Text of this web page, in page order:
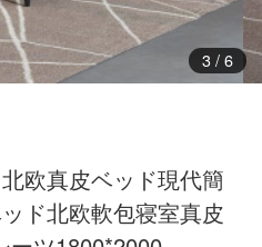
3/ 6
欧真皮ベッド現代簡
ド北欧軟包寝室真皮